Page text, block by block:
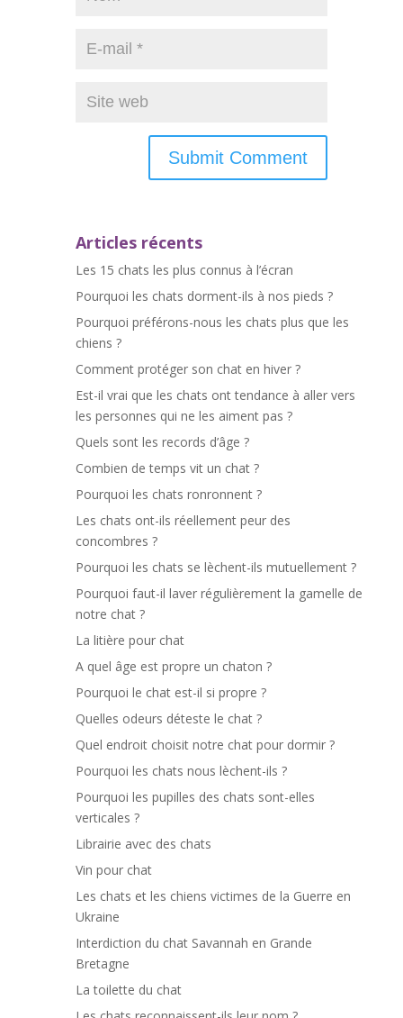
Articles récents
Les 15 chats les plus connus à l’écran
Pourquoi les chats dorment-ils à nos pieds ?
Pourquoi préférons-nous les chats plus que les
chiens ?
Comment protéger son chat en hiver ?
Est-il vrai que les chats ont tendance à aller vers
les personnes qui ne les aiment pas ?
Quels sont les records d’âge ?
Combien de temps vit un chat ?
Pourquoi les chats ronronnent ?
Les chats ont-ils réellement peur des
concombres ?
Pourquoi les chats se lèchent-ils mutuellement ?
Pourquoi faut-il laver régulièrement la gamelle de
notre chat ?
La litière pour chat
A quel âge est propre un chaton ?
Pourquoi le chat est-il si propre ?
Quelles odeurs déteste le chat ?
Quel endroit choisit notre chat pour dormir ?
Pourquoi les chats nous lèchent-ils ?
Pourquoi les pupilles des chats sont-elles
verticales ?
Librairie avec des chats
Vin pour chat
Les chats et les chiens victimes de la Guerre en
Ukraine
Interdiction du chat Savannah en Grande
Bretagne
La toilette du chat